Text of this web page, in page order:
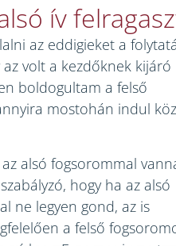
ív
az eddigieket a
volt a kezdőknek kijáró
boldogultam a felső
mostohán indul
alsó fogsorommal
hogy ha az alsó
ne legyen gond, az is
a felső